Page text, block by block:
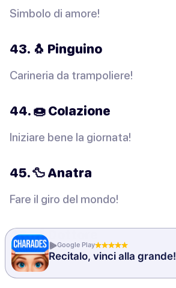
Simbolo di amore!
43. 🐧 Pinguino
Carineria da trampoliere!
44. 🍩 Colazione
Iniziare bene la giornata!
45. 🦆 Anatra
Fare il giro del mondo!
46. 🍎 Dottore
Guarigione e cura!
Google Play
Recitalo, vinci alla grande!